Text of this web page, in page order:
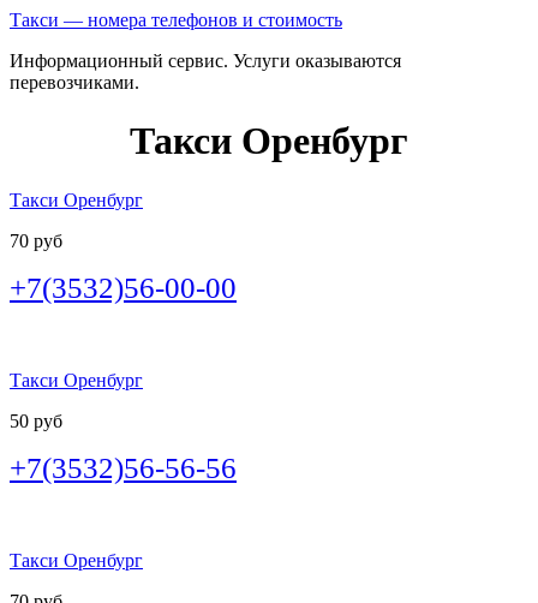
Такси — номера телефонов и стоимость
Информационный сервис. Услуги оказываются
перевозчиками.
Такси Оренбург
Такси Оренбург
70 руб
+7(3532)56-00-00
Такси Оренбург
50 руб
+7(3532)56-56-56
Такси Оренбург